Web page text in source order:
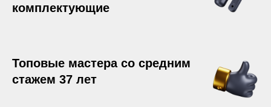
комплектующие
Топовые мастера со средним
стажем 37 лет